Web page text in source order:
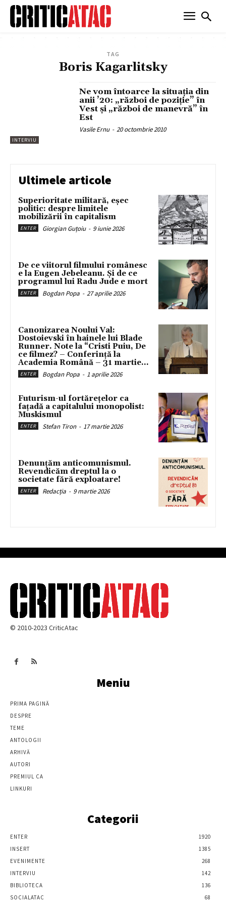
TAG
Boris Kagarlitsky
INTERVIU
Ne vom întoarce la situaţia din
anii ’20: „război de poziţie” în
Vest şi „război de manevră” în
Est
Vasile Ernu - 20 octombrie 2010
Ultimele articole
Superioritate militară, eșec
politic: despre limitele
mobilizării în capitalism
ENTER Giorgian Guțoiu - 9 iunie 2026
De ce viitorul filmului românesc
e la Eugen Jebeleanu. Și de ce
programul lui Radu Jude e mort
ENTER Bogdan Popa - 27 aprilie 2026
Canonizarea Noului Val:
Dostoievski în hainele lui Blade
Runner. Note la “Cristi Puiu, De
ce filmez? – Conferință la
Academia Română – 31 martie...
ENTER Bogdan Popa - 1 aprilie 2026
Futurism-ul fortărețelor ca
fațadă a capitalului monopolist:
Muskismul
ENTER Stefan Tiron - 17 martie 2026
Denunțăm anticomunismul.
Revendicăm dreptul la o
societate fără exploatare!
ENTER Redacția - 9 martie 2026
© 2010-2023 CriticAtac
Meniu
PRIMA PAGINĂ
DESPRE
TEME
ANTOLOGII
ARHIVĂ
AUTORI
PREMIUL CA
LINKURI
Categorii
ENTER
1920
INSERT
1385
EVENIMENTE
268
INTERVIU
142
BIBLIOTECA
136
SOCIALATAC
68